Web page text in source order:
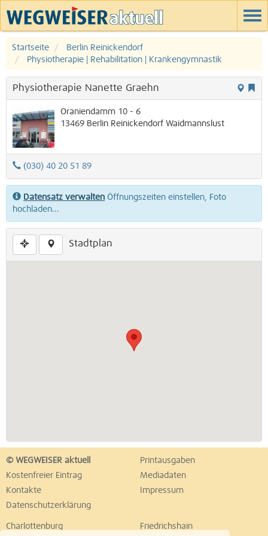
Startseite
Berlin Reinickendorf
Physiotherapie | Rehabilitation | Krankengymnastik
Physiotherapie Nanette Graehn
Oraniendamm 10 - 6
13469 Berlin Reinickendorf Waidmannslust
(030) 40 20 51 89
Datensatz verwalten Öffnungszeiten einstellen, Foto
hochladen...
Stadtplan
© WEGWEISER aktuell
Printausgaben
Kostenfreier Eintrag
Mediadaten
Kontakte
Impressum
Datenschutzerklärung
Charlottenburg Friedrichshain